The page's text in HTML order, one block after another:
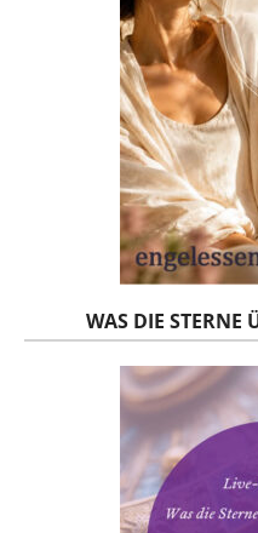
WAS DIE STERNE